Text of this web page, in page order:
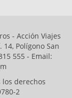
- Acción Viajes
14, Polígono San
555 - Email:
los derechos
2